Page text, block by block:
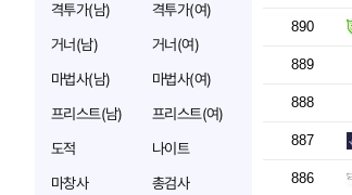
격투가(남)
격투가(여)
거너(남)
거너(여)
마법사(남)
마법사(여)
프리스트(남)
프리스트(여)
도적
나이트
마창사
총검사
890
889
888
887
886